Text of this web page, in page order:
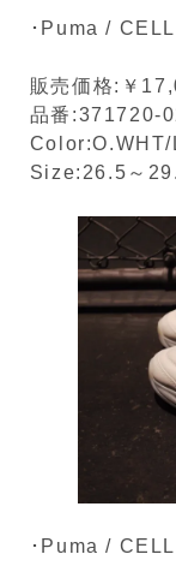
･Puma /
販売価格:￥
品番:371720-
Color:O.WHT/
Size:26.5～
･Puma /